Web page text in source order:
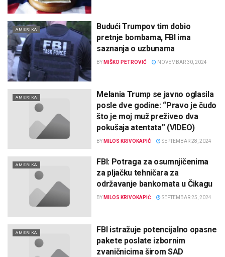
AMERIKA
Budući Trumpov tim dobio
pretnje bombama, FBI ima
saznanja o uzbunama
BY MIŠKO PETROVIĆ NOVEMBAR 30, 2024
AMERIKA
Melania Trump se javno oglasila
posle dve godine: “Pravo je čudo
što je moj muž preživeo dva
pokušaja atentata” (VIDEO)
BY MILOS KRIVOKAPIĆ SEPTEMBAR 28, 2024
AMERIKA
FBI: Potraga za osumnjičenima
za pljačku tehničara za
održavanje bankomata u Čikagu
BY MILOS KRIVOKAPIĆ SEPTEMBAR 25, 2024
AMERIKA
FBI istražuje potencijalno opasne
pakete poslate izbornim
zvaničnicima širom SAD